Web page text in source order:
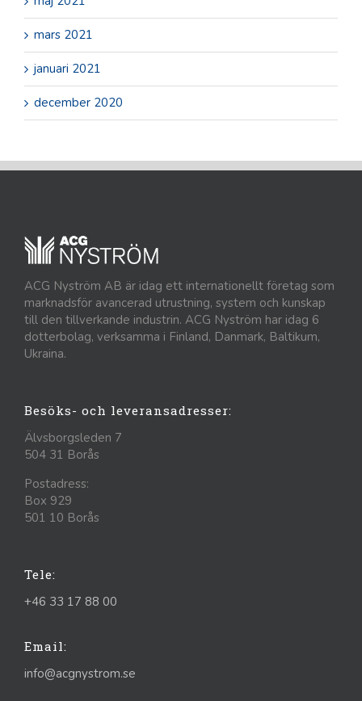
mars 2021
januari 2021
december 2020
ACG Nyström AB är idag ett internationellt företag som
marknadsför avancerad utrustning, system och kunskap
till den tillverkande industrin. ACG Nyström har idag 6
dotterbolag, verksamma i Finland, Danmark, Baltikum,
Ukraina.
Besöks- och leveransadresser:
Älvsborgsleden 7
504 31 Borås
Postadress:
Box 929
501 10 Borås
Tele:
+46 33 17 88 00
Email:
info@acgnystrom.se